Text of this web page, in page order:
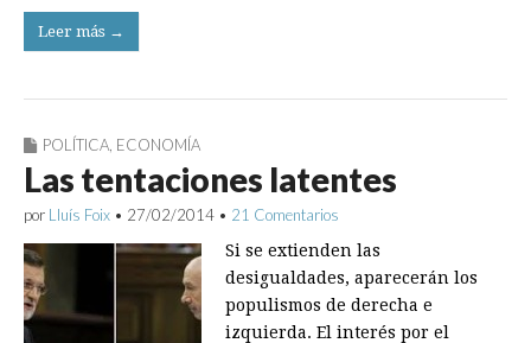
Leer más →
POLÍTICA ECONOMÍA
Las tentaciones latentes
por Lluís Foix • 27/02/2014 • 21 Comentarios
Si se extienden las
desigualdades, aparecerán los
populismos de derecha e
izquierda. El interés por el